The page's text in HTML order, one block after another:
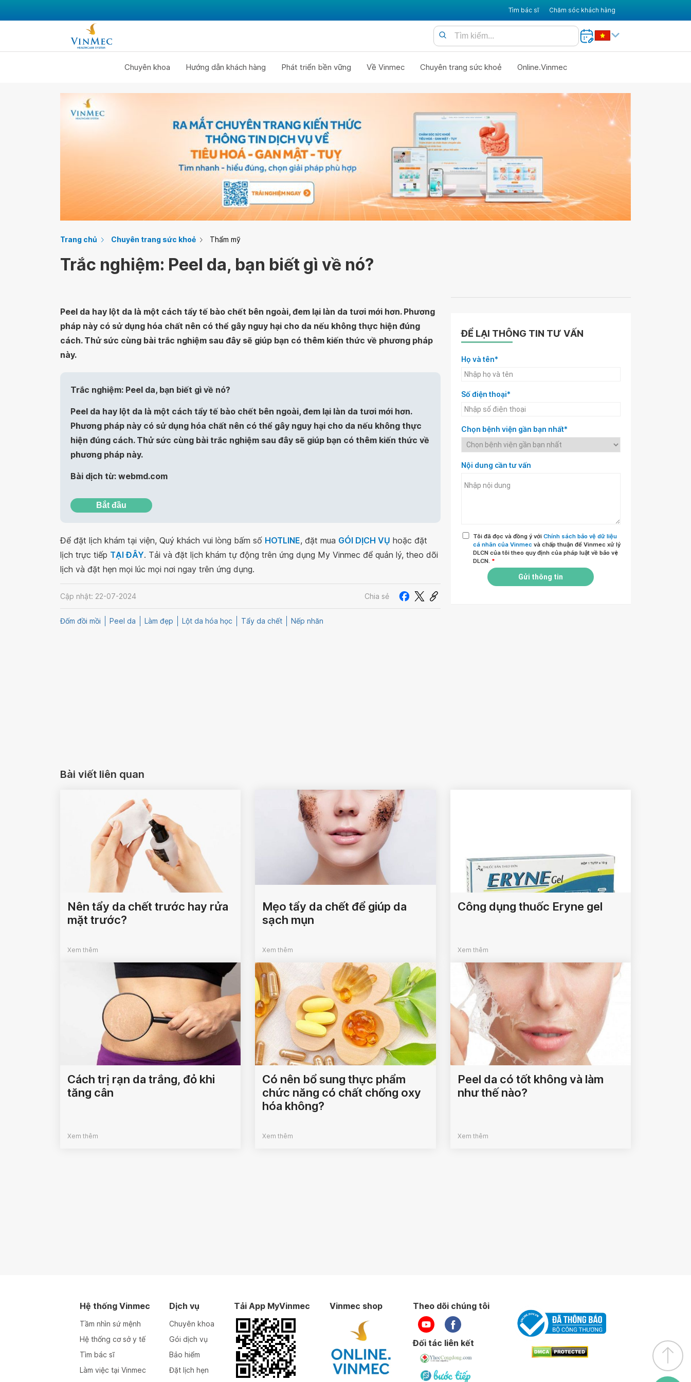
Tìm bác sĩ Chăm sóc khách hàng
Chuyên khoa Hướng dẫn khách hàng Phát triển bền vững Về Vinmec Chuyên trang sức khoẻ Online.Vinmec
Trang chủ Chuyên trang sức khoẻ Thẩm mỹ
Trắc nghiệm: Peel da, bạn biết gì về nó?
Peel da hay lột da là một cách tẩy tế bào chết bên ngoài, đem lại làn da tươi mới hơn. Phương
pháp này có sử dụng hóa chất nên có thể gây nguy hại cho da nếu không thực hiện đúng
cách. Thử sức cùng bài trắc nghiệm sau đây sẽ giúp bạn có thêm kiến thức về phương pháp
này.
Trắc nghiệm: Peel da, bạn biết gì về nó?
Peel da hay lột da là một cách tẩy tế bào chết bên ngoài, đem lại làn da tươi mới hơn.
Phương pháp này có sử dụng hóa chất nên có thể gây nguy hại cho da nếu không thực
hiện đúng cách. Thử sức cùng bài trắc nghiệm sau đây sẽ giúp bạn có thêm kiến thức về
phương pháp này.
Bài dịch từ: webmd.com
Bắt đầu
Để đặt lịch khám tại viện, Quý khách vui lòng bấm số HOTLINE, đặt mua GÓI DỊCH VỤ hoặc đặt
lịch trực tiếp TẠI ĐÂY. Tải và đặt lịch khám tự động trên ứng dụng My Vinmec để quản lý, theo dõi
lịch và đặt hẹn mọi lúc mọi nơi ngay trên ứng dụng.
Cập nhật: 22-07-2024 Chia sẻ
Đốm đồi mồi Peel da Làm đẹp Lột da hóa học Tẩy da chết Nếp nhăn
ĐỂ LẠI THÔNG TIN TƯ VẤN
Họ và tên*
Số điện thoại*
Chọn bệnh viện gần bạn nhất*
Nội dung cần tư vấn
Tôi đã đọc và đồng ý với Chính sách bảo vệ dữ liệu
cá nhân của Vinmec và chấp thuận để Vinmec xử lý
DLCN của tôi theo quy định của pháp luật về bảo vệ
DLCN. *
Gửi thông tin
Bài viết liên quan
Nên tẩy da chết trước hay rửa
mặt trước?
Xem thêm
Mẹo tẩy da chết để giúp da
sạch mụn
Xem thêm
Công dụng thuốc Eryne gel
Xem thêm
Cách trị rạn da trắng, đỏ khi
tăng cân
Xem thêm
Có nên bổ sung thực phẩm
chức năng có chất chống oxy
hóa không?
Xem thêm
Peel da có tốt không và làm
như thế nào?
Xem thêm
Hệ thống Vinmec
Tầm nhìn sứ mệnh
Hệ thống cơ sở y tế
Tìm bác sĩ
Làm việc tại Vinmec
Dịch vụ
Chuyên khoa
Gói dịch vụ
Bảo hiểm
Đặt lịch hẹn
Tải App MyVinmec Vinmec shop Theo dõi chúng tôi
Đối tác liên kết